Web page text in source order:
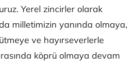
Yerel zincirler olarak
milletimizin yanında olmaya,
ve hayırseverlerle
köprü olmaya devam